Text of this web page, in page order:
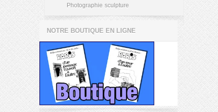
Photographie sculpture
NOTRE BOUTIQUE EN LIGNE